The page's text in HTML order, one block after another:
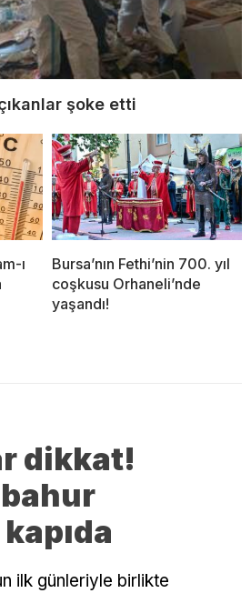
şoke etti
ı
Bursa’nın Fethi’nin 700. yıl
coşkusu Orhaneli’nde
yaşandı!
dikkat!
ilk günleriyle birlikte